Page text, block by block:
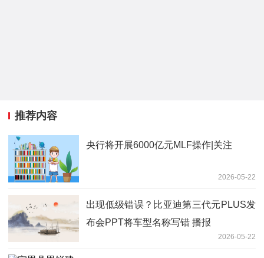
推荐内容
央行将开展6000亿元MLF操作|关注
2026-05-22
出现低级错误？比亚迪第三代元PLUS发
布会PPT将车型名称写错 播报
2026-05-22